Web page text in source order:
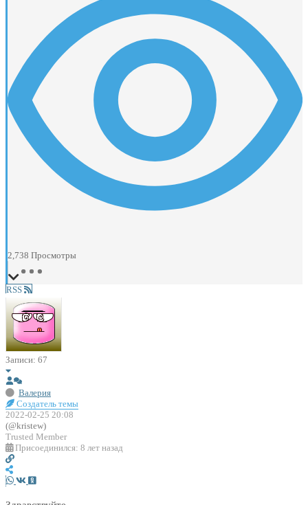
2,738 Просмотры
RSS
Записи: 67
Валерия
Создатель темы
2022-02-25 20:08
(@kristew)
Trusted Member
Присоединился: 8 лет назад